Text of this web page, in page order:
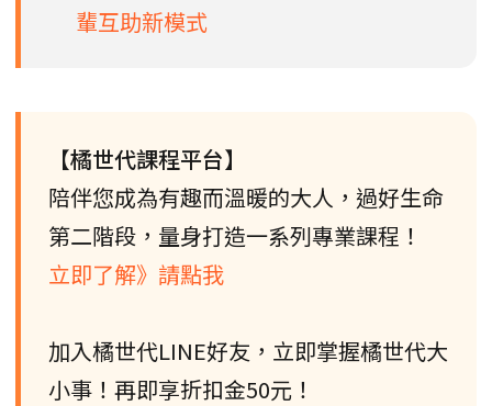
輩互助新模式
【橘世代課程平台】
陪伴您成為有趣而溫暖的大人，過好生命
第二階段，量身打造一系列專業課程！
立即了解》請點我
加入橘世代LINE好友，立即掌握橘世代大
小事！再即享折扣金50元！